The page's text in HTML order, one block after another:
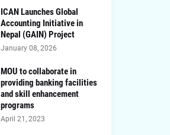
ICAN Launches Global
Accounting Initiative in
Nepal (GAIN) Project
January 08, 2026
MOU to collaborate in
providing banking facilities
and skill enhancement
programs
April 21, 2023